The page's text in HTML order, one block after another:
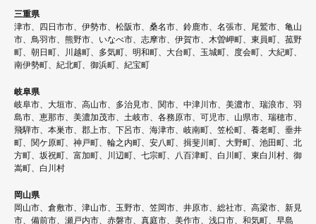
三重県
津市、四日市市、伊勢市、松阪市、桑名市、鈴鹿市、名張市、尾鷲市、亀山
市、鳥羽市、熊野市、いなべ市、志摩市、伊賀市、木曽岬町、東員町、菰野
町、朝日町、川越町、多気町、明和町、大台町、玉城町、度会町、大紀町、
南伊勢町、紀北町、御浜町、紀宝町
岐阜県
岐阜市、大垣市、高山市、多治見市、関市、中津川市、美濃市、瑞浪市、羽
島市、恵那市、美濃加茂市、土岐市、各務原市、可児市、山県市、瑞穂市、
飛騨市、本巣市、郡上市、下呂市、海津市、岐南町、笠松町、養老町、垂井
町、関ケ原町、神戸町、輪之内町、安八町、揖斐川町、大野町、池田町、北
方町、坂祝町、富加町、川辺町、七宗町、八百津町、白川町、東白川村、御
嵩町、白川村
岡山県
岡山市、倉敷市、津山市、玉野市、笠岡市、井原市、総社市、高梁市、新見
市、備前市、瀬戸内市、赤磐市、真庭市、美作市、浅口市、和気町、早島